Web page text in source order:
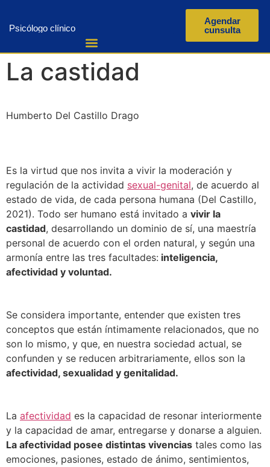
Psicólogo clínico
Agendar
cunsulta
La castidad
Humberto Del Castillo Drago
Es la virtud que nos invita a vivir la moderación y
regulación de la actividad sexual-genital, de acuerdo al
estado de vida, de cada persona humana (Del Castillo,
2021). Todo ser humano está invitado a vivir la
castidad, desarrollando un dominio de sí, una maestría
personal de acuerdo con el orden natural, y según una
armonía entre las tres facultades: inteligencia,
afectividad y voluntad.
Se considera importante, entender que existen tres
conceptos que están íntimamente relacionados, que no
son lo mismo, y que, en nuestra sociedad actual, se
confunden y se reducen arbitrariamente, ellos son la
afectividad, sexualidad y genitalidad.
La afectividad es la capacidad de resonar interiormente
y la capacidad de amar, entregarse y donarse a alguien.
La afectividad posee distintas vivencias tales como las
emociones, pasiones, estado de ánimo, sentimientos,